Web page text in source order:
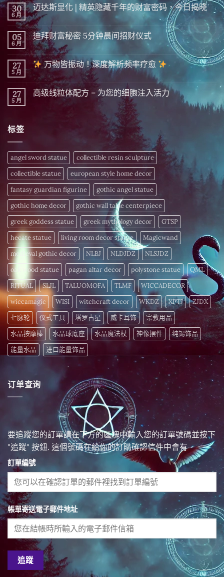
30
6 月
迈达斯显化 | 精英隐藏千年的财富密码，今日揭晓
在
〈迈
达
斯
显
化
|
精
英
隐
千
年
晓〉
中
尚
無
留
言
05
6 月
迪拜财富秘密 5分钟晨间招财仪式
在
〈迪
拜
财
富
密 5
分
钟
尚
無
留
言
27
5 月
万物皆振动！深度解析频率疗愈
在
万
频
率
疗
愈
〉
中
尚
無
留
言
27
5 月
高级线粒体配方 – 为您的细胞注入活力
–
为
您
的
细
胞
注
入
活
力〉
中
标签
angel sword statue
collectible resin sculpture
collectible statue
european style home decor
fantasy guardian figurine
gothic angel statue
gothic home decor
gothic wall table centerpiece
greek goddess statue
greek mythology decor
GTSP
hecate statue
living room decor statue
Magicwand
medieval gothic decor
NLBJ NLDJDZ
NLSJDZ
oak wood statue
pagan altar decor polystone statue
QML
RITUAL
SLJL TALUOMOFA TLMF
WICCADECOR
wiccamagic
WISI witchcraft decor WKDZ XPTJ
ZJDX
七脉轮
仪式工具 塔罗占星 威卡耳饰
宗教用品
水晶按摩棒
水晶球底座 水晶魔法杖 神像摆件
纯锡饰品
能量水晶
进口能量饰品
订单查询
要追蹤您的訂單請在下方的區塊中輸入您的訂單號碼並按下
"追蹤" 按鈕. 這個號碼在給你的訂購確認信件中會有
訂單編號
帳單寄送電子郵件地址
追蹤